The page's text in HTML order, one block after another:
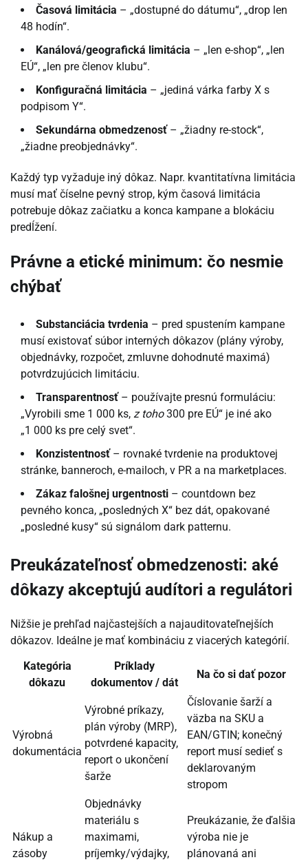
Časová limitácia – „dostupné do dátumu“, „drop len
48 hodín“.
Kanálová/geografická limitácia – „len e-shop“, „len
EÚ“, „len pre členov klubu“.
Konfiguračná limitácia – „jediná várka farby X s
podpisom Y“.
Sekundárna obmedzenosť– „žiadny re-stock“,
„žiadne preobjednávky“.
Každý typ vyžaduje iný dôkaz. Napr. kvantitatívna limitácia
musí mať číselne pevný strop, kým časová limitácia
potrebuje dôkaz začiatku a konca kampane a blokáciu
predĺžení.
Právne a etické minimum: čo nesmie
chýbať
Substanciácia tvrdenia – pred spustením kampane
musí existovať súbor interných dôkazov (plány výroby,
objednávky, rozpočet, zmluvne dohodnuté maximá)
potvrdzujúcich limitáciu.
Transparentnosť– používajte presnú formuláciu:
„Vyrobili sme 1 000 ks, z toho300 pre EÚ“ je iné ako
„1 000 ks pre celý svet“.
Konzistentnosť– rovnaké tvrdenie na produktovej
stránke, banneroch, e-mailoch, v PR a na marketplaces.
Zákaz falošnej urgentnosti – countdown bez
pevného konca, „posledných X“ bez dát, opakované
„posledné kusy“ sú signálom dark patternu.
Preukázateľnosť obmedzenosti: aké
dôkazy akceptujú audítori a regulátori
Nižšie je prehľad najčastejších a najauditovateľnejších
dôkazov. Ideálne je mať kombináciu z viacerých kategórií.
Kategória
dôkazu
Príklady
dokumentov / dát
Na čo si dať pozor
Výrobná
dokumentácia
Výrobné príkazy,
plán výroby (MRP),
potvrdené kapacity,
report o ukončení
šarže
Číslovanie šarží a
väzba na SKU a
EAN/GTIN; konečný
report musí sedieť s
deklarovaným
stropom
Nákup a
zásoby
Objednávky
materiálu s
maximami,
príjemky/výdajky,
Preukázanie, že ďalšia
výroba nie je
plánovaná ani